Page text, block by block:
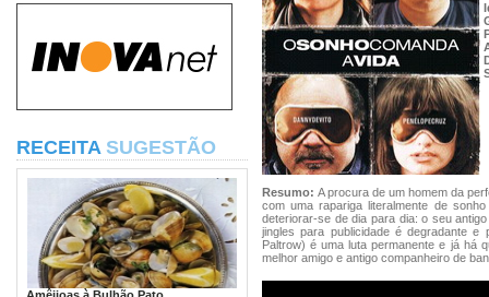
RECEITA SUGESTÃO
Resumo: A procura de um homem da
com uma rapariga literalmente de
deteriorar-se de dia para dia: o seu
jingles para publicidade é degradante
Paltrow) é uma luta permanente e já há
melhor amigo e antigo companheiro de